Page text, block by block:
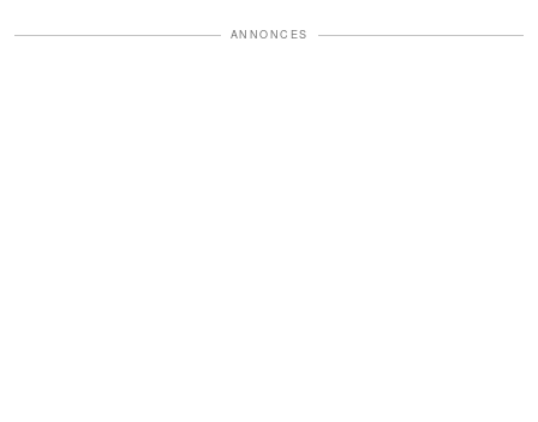
ANNONCES